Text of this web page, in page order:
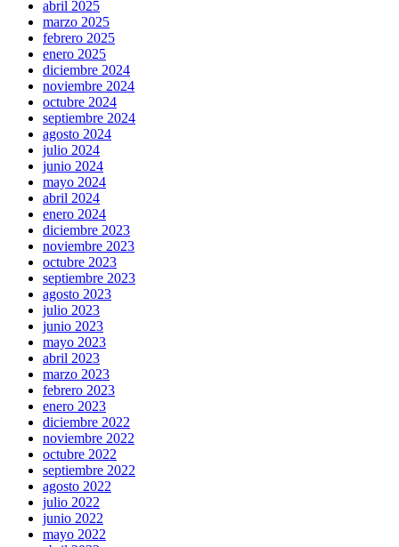
abril 2025
marzo 2025
febrero 2025
enero 2025
diciembre 2024
noviembre 2024
octubre 2024
septiembre 2024
agosto 2024
julio 2024
junio 2024
mayo 2024
abril 2024
enero 2024
diciembre 2023
noviembre 2023
octubre 2023
septiembre 2023
agosto 2023
julio 2023
junio 2023
mayo 2023
abril 2023
marzo 2023
febrero 2023
enero 2023
diciembre 2022
noviembre 2022
octubre 2022
septiembre 2022
agosto 2022
julio 2022
junio 2022
mayo 2022